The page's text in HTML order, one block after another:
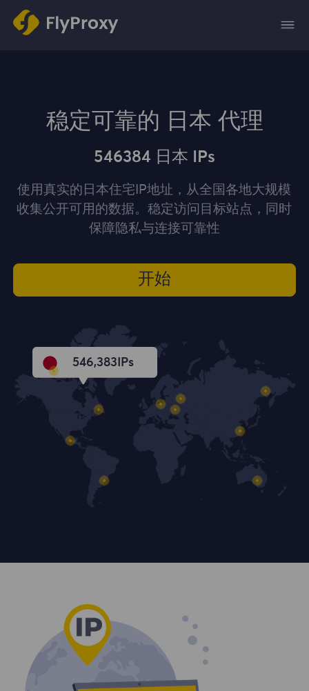
稳定可靠的 日本 代理
546384 日本 IPs
使用真实的日本住宅IP地址，从全国各地大规模
收集公开可用的数据。稳定访问目标站点，同时
保障隐私与连接可靠性
开始
546,384 IPs